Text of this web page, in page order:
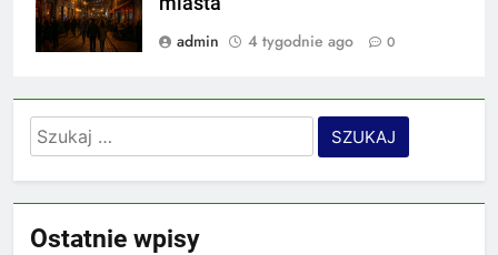
admin
4 tygodnie ago 0
Szukaj:
Ostatnie wpisy